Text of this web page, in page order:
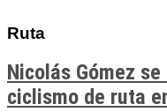
Ruta
Nicolás Gómez
ciclismo de ruta